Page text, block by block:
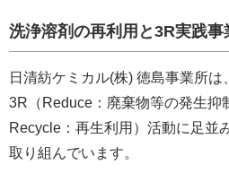
洗浄溶剤の再利用と3R実践
日清紡ケミカル(株) 徳島事業所は
3R（Reduce：廃棄物等の発生抑
Recycle：再生利用）活動に足並
取り組んでいます。